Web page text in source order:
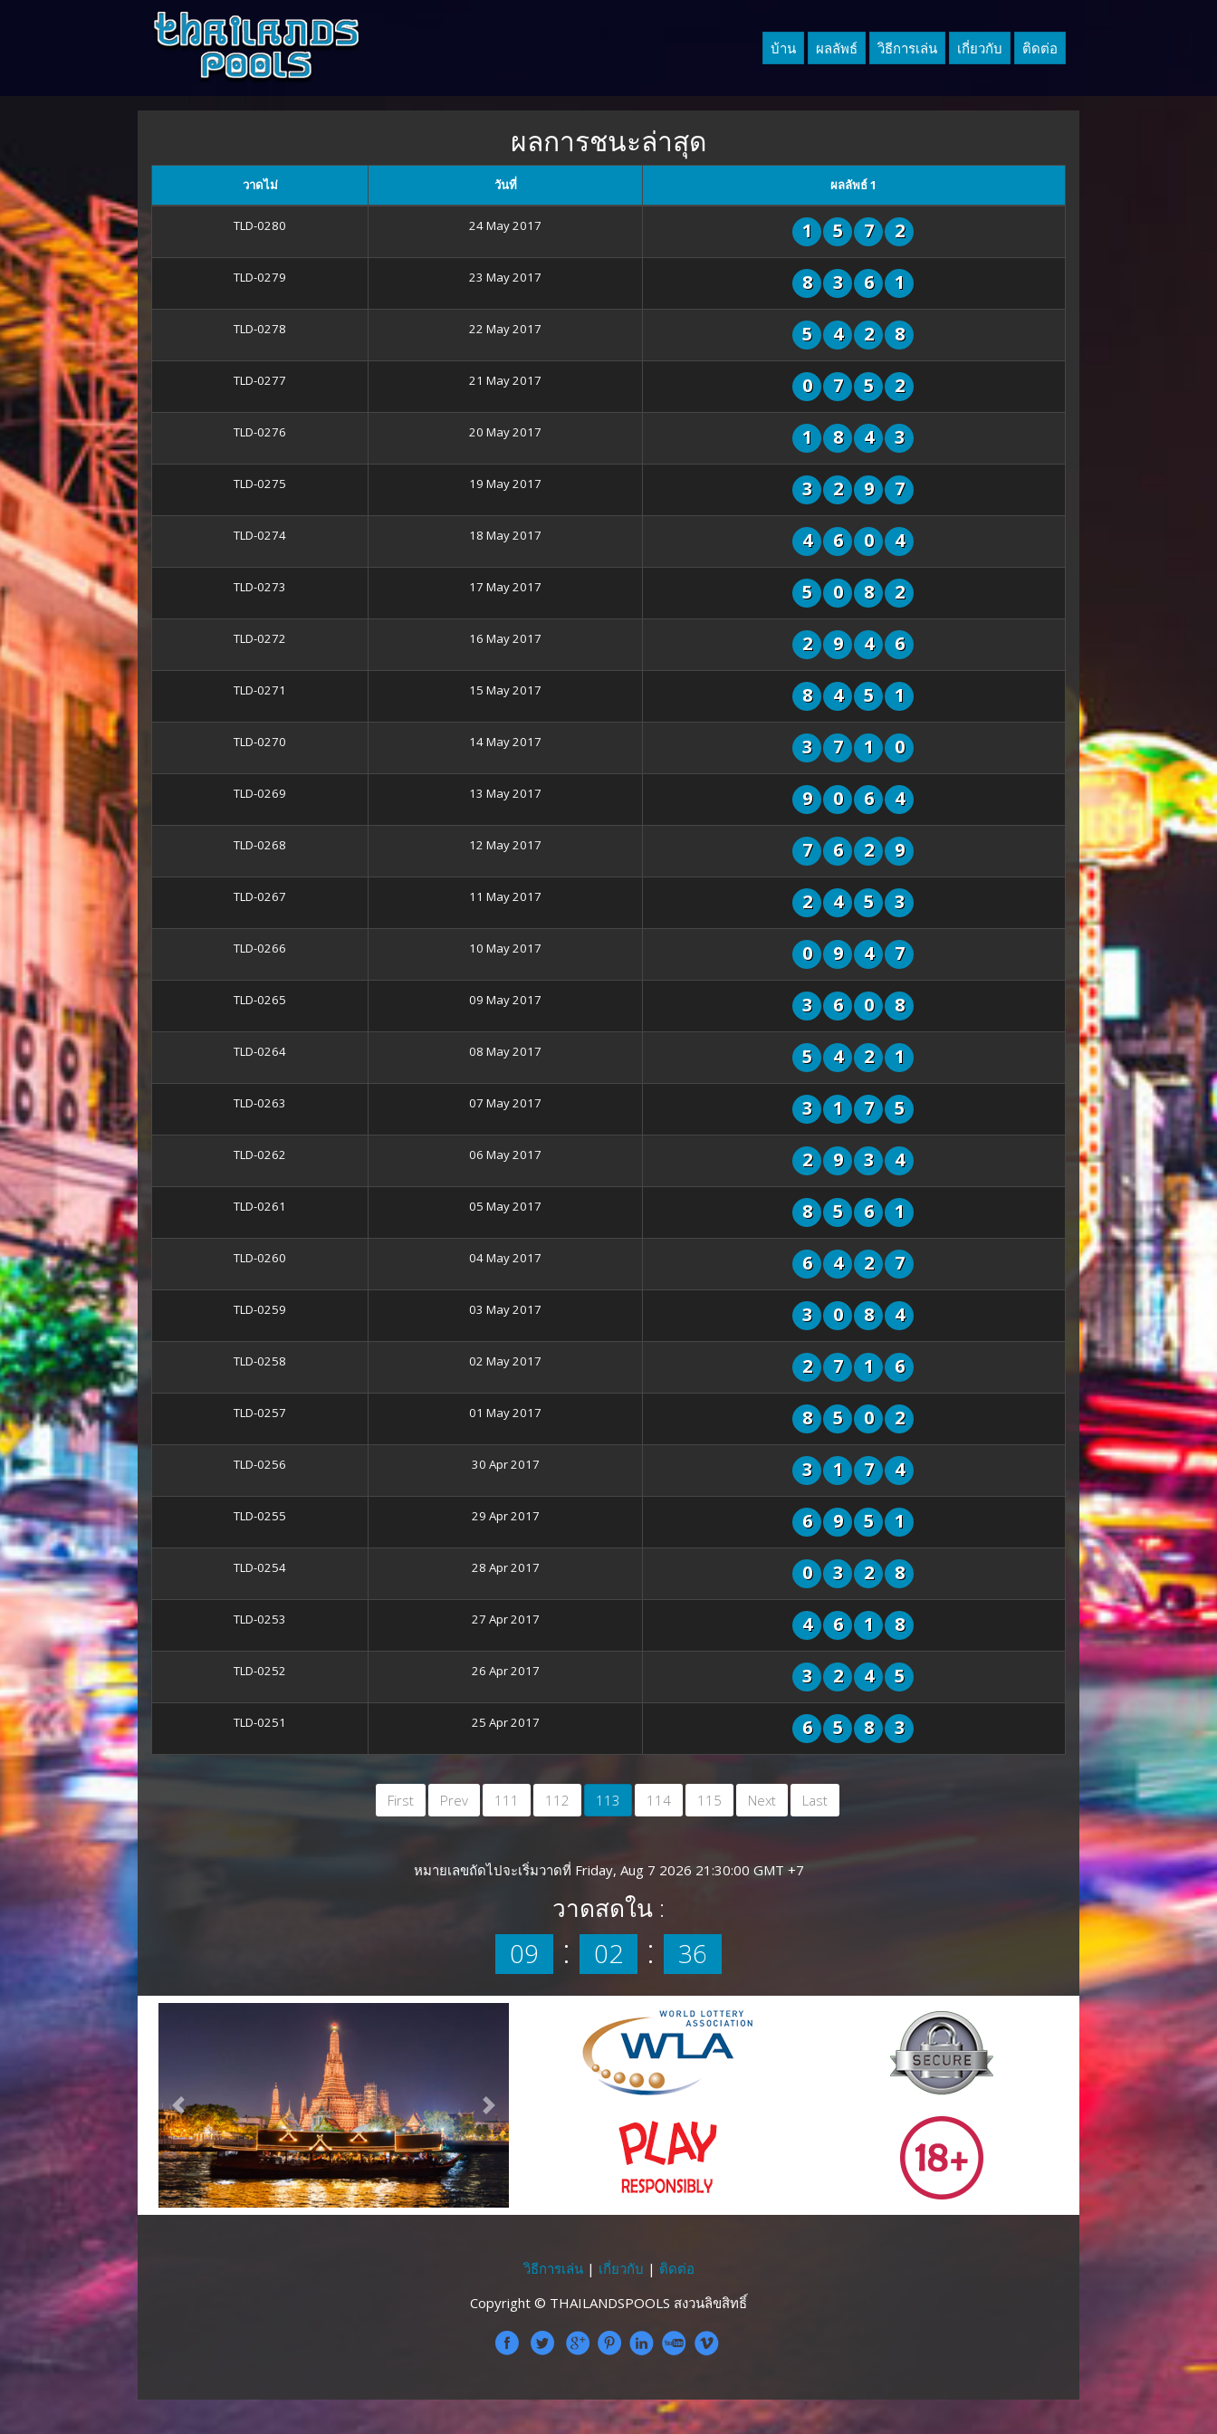
บ้าน ผลลัพธ์ วิธีการเล่น เกี่ยวกับ ติดต่อ
ผลการชนะล่าสุด
วาดไม่ วันที่ ผลลัพธ์ 1
TLD-0280 24 May 2017 1 5 7 2
TLD-0279 23 May 2017 8 3 6 1
TLD-0278 22 May 2017 5 4 2 8
TLD-0277 21 May 2017 0 7 5 2
TLD-0276 20 May 2017 1 8 4 3
TLD-0275 19 May 2017 3 2 9 7
TLD-0274 18 May 2017 4 6 0 4
TLD-0273 17 May 2017 5 0 8 2
TLD-0272 16 May 2017 2 9 4 6
TLD-0271 15 May 2017 8 4 5 1
TLD-0270 14 May 2017 3 7 1 0
TLD-0269 13 May 2017 9 0 6 4
TLD-0268 12 May 2017 7 6 2 9
TLD-0267 11 May 2017 2 4 5 3
TLD-0266 10 May 2017 0 9 4 7
TLD-0265 09 May 2017 3 6 0 8
TLD-0264 08 May 2017 5 4 2 1
TLD-0263 07 May 2017 3 1 7 5
TLD-0262 06 May 2017 2 9 3 4
TLD-0261 05 May 2017 8 5 6 1
TLD-0260 04 May 2017 6 4 2 7
TLD-0259 03 May 2017 3 0 8 4
TLD-0258 02 May 2017 2 7 1 6
TLD-0257 01 May 2017 8 5 0 2
TLD-0256 30 Apr 2017 3 1 7 4
TLD-0255 29 Apr 2017 6 9 5 1
TLD-0254 28 Apr 2017 0 3 2 8
TLD-0253 27 Apr 2017 4 6 1 8
TLD-0252 26 Apr 2017 3 2 4 5
TLD-0251 25 Apr 2017 6 5 8 3
First Prev 111 112 113 114 115 Next Last
หมายเลขถัดไปจะเริ่มวาดที่ Friday, Aug 7 2026 21:30:00 GMT +7
วาดสดใน :
09 : 02 : 35
Previous Next
วิธีการเล่น| เกี่ยวกับ | ติดต่อ
Copyright © THAILANDSPOOLS สงวนลิขสิทธิ์